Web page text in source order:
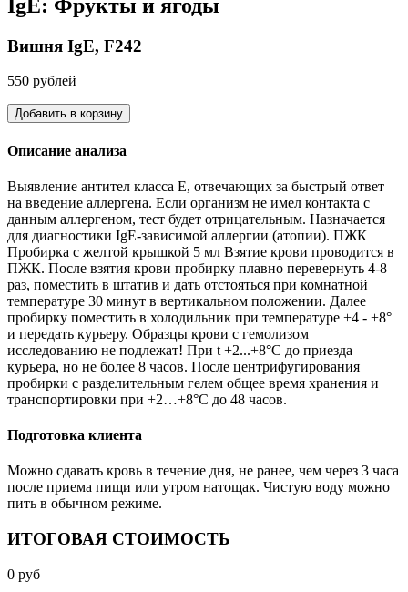
IgE: Фрукты и ягоды
Вишня IgE, F242
550 рублей
Добавить в корзину
Описание анализа
Выявление антител класса Е, отвечающих за быстрый ответ
на введение аллергена. Если организм не имел контакта с
данным аллергеном, тест будет отрицательным. Назначается
для диагностики IgE-зависимой аллергии (атопии). ПЖК
Пробирка с желтой крышкой 5 мл Взятие крови проводится в
ПЖК. После взятия крови пробирку плавно перевернуть 4-8
раз, поместить в штатив и дать отстояться при комнатной
температуре 30 минут в вертикальном положении. Далее
пробирку поместить в холодильник при температуре +4 - +8°
и передать курьеру. Образцы крови с гемолизом
исследованию не подлежат! При t +2...+8°С до приезда
курьера, но не более 8 часов. После центрифугирования
пробирки с разделительным гелем общее время хранения и
транспортировки при +2…+8°С до 48 часов.
Подготовка клиента
Можно сдавать кровь в течение дня, не ранее, чем через 3 часа
после приема пищи или утром натощак. Чистую воду можно
пить в обычном режиме.
ИТОГОВАЯ СТОИМОСТЬ
0 руб